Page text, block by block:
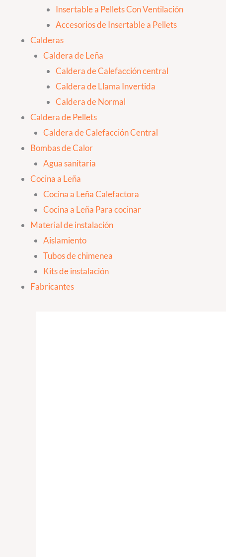
Insertable a Pellets Con Ventilación
Accesorios de Insertable a Pellets
Calderas
Caldera de Leña
Caldera de Calefacción central
Caldera de Llama Invertida
Caldera de Normal
Caldera de Pellets
Caldera de Calefacción Central
Bombas de Calor
Agua sanitaria
Cocina a Leña
Cocina a Leña Calefactora
Cocina a Leña Para cocinar
Material de instalación
Aislamiento
Tubos de chimenea
Kits de instalación
Fabricantes